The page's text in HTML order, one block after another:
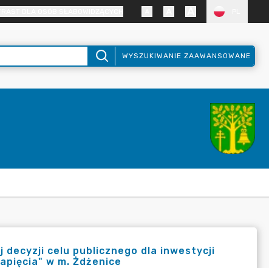
WYSZUKIWANIE ZAAWANSOWANE
decyzji celu publicznego dla inwestycji
w m. Żdżenice